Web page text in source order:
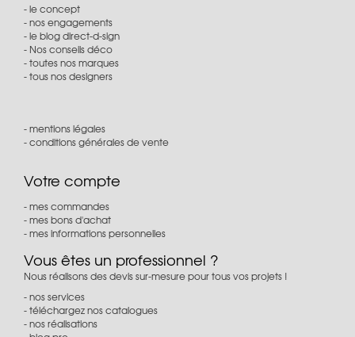
le concept
nos engagements
le blog direct-d-sign
Nos conseils déco
toutes nos marques
tous nos designers
mentions légales
conditions générales de vente
Votre compte
mes commandes
mes bons d'achat
mes informations personnelles
Vous êtes un professionnel ?
Nous réalisons des devis sur-mesure pour tous vos projets !
nos services
téléchargez nos catalogues
nos réalisations